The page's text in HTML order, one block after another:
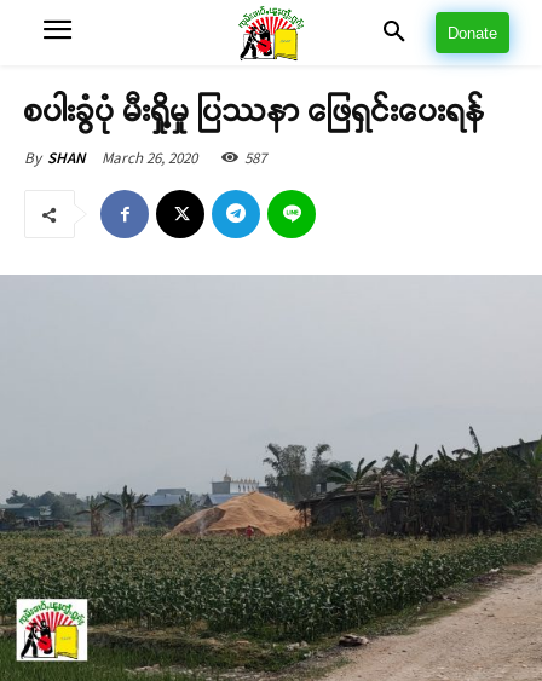
Donate
စပါးခွံပုံ မီးရှို့မှု ပြဿနာ ဖြေရှင်းပေးရန်
By SHAN March 26, 2020 587